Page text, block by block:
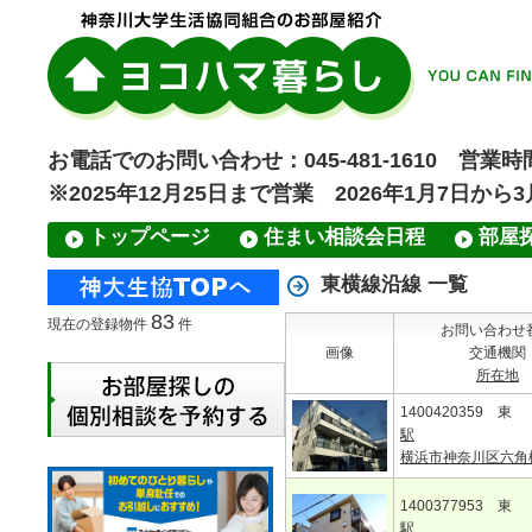
お電話でのお問い合わせ：045-481-1610 営
※2025年12月25日まで営業 2026年1月7日から
トップページ 住まい相談会日程 部屋
東横線沿線 一覧
画像
お問い合わせ
交通機関
所在地
1400420359 東
駅
横浜市神奈川区六
1400377953 東
駅
現在の登録物件 83 件